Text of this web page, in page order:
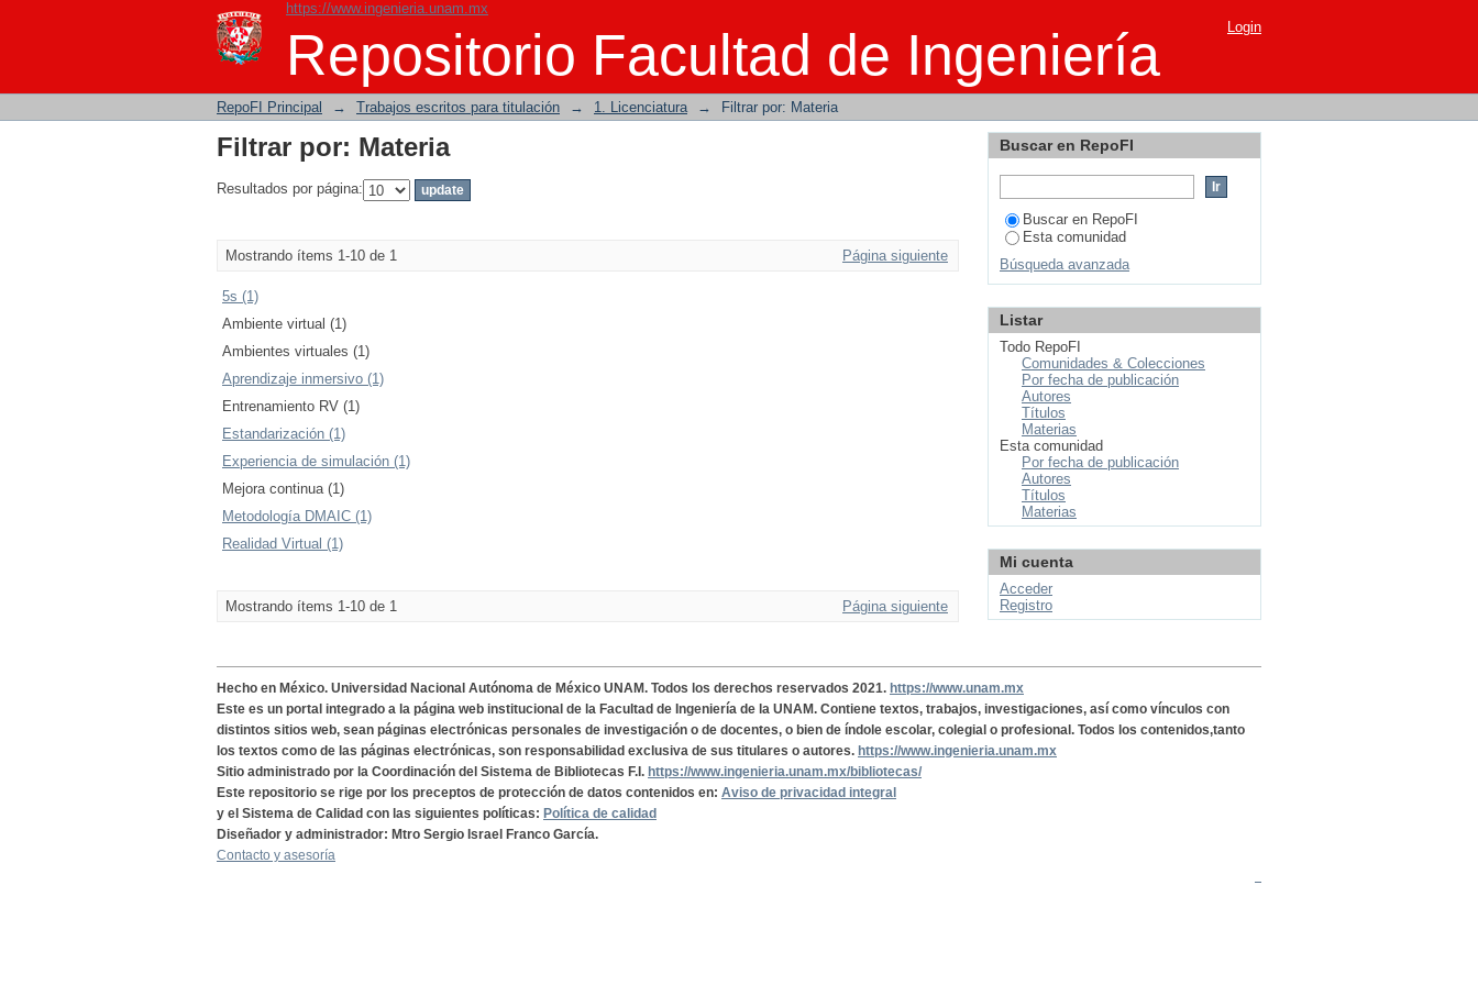
https://www.ingenieria.unam.mx
Repositorio Facultad de Ingeniería
Filtrar por: Materia Login
RepoFI Principal → Trabajos escritos para titulación → 1. Licenciatura → Filtrar por: Materia
Filtrar por: Materia
Resultados por página:
Mostrando ítems 1-10 de 1 Página siguiente
5s (1)
Ambiente virtual (1)
Ambientes virtuales (1)
Aprendizaje inmersivo (1)
Entrenamiento RV (1)
Estandarización (1)
Experiencia de simulación (1)
Mejora continua (1)
Metodología DMAIC (1)
Realidad Virtual (1)
Mostrando ítems 1-10 de 1 Página siguiente
Buscar en RepoFI
Buscar en RepoFI
Esta comunidad
Búsqueda avanzada
Listar
Todo RepoFI
Comunidades & Colecciones
Por fecha de publicación
Autores
Títulos
Materias
Esta comunidad
Por fecha de publicación
Autores
Títulos
Materias
Mi cuenta
Acceder
Registro
Hecho en México. Universidad Nacional Autónoma de México UNAM. Todos los derechos reservados 2021. https://www.unam.mx
Este es un portal integrado a la página web institucional de la Facultad de Ingeniería de la UNAM. Contiene textos, trabajos, investigaciones, así como vínculos con
distintos sitios web, sean páginas electrónicas personales de investigación o de docentes, o bien de índole escolar, colegial o profesional. Todos los contenidos,tanto
los textos como de las páginas electrónicas, son responsabilidad exclusiva de sus titulares o autores. https://www.ingenieria.unam.mx
Sitio administrado por la Coordinación del Sistema de Bibliotecas F.I. https://www.ingenieria.unam.mx/bibliotecas/
Este repositorio se rige por los preceptos de protección de datos contenidos en: Aviso de privacidad integral
y el Sistema de Calidad con las siguientes políticas: Política de calidad
Diseñador y administrador: Mtro Sergio Israel Franco García.
Contacto y asesoría